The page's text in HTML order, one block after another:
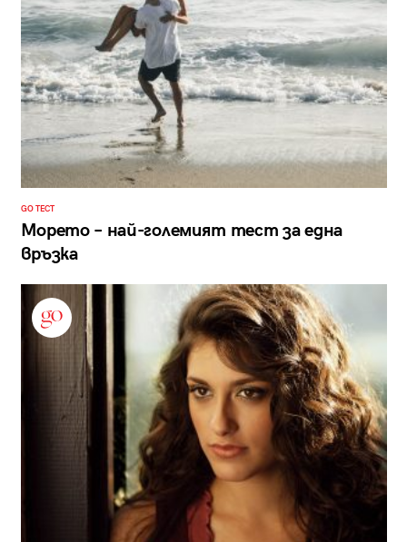
GO ТЕСТ
Морето – най-големият тест за една
връзка